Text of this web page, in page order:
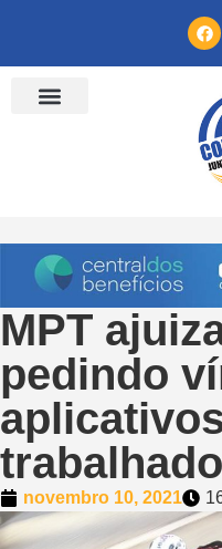
MPT
pedindo
novembro 10, 2021